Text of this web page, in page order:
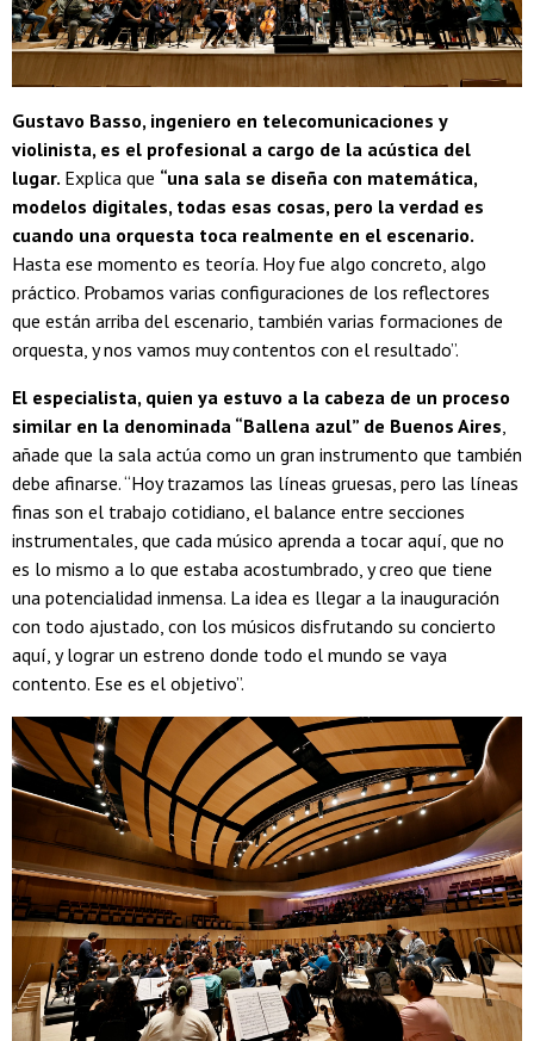
Gustavo Basso, ingeniero en telecomunicaciones y
violinista, es el profesional a cargo de la acústica del
lugar. Explica que “una sala se diseña con matemática,
modelos digitales, todas esas cosas, pero la verdad es
cuando una orquesta toca realmente en el escenario.
Hasta ese momento es teoría. Hoy fue algo concreto, algo
práctico. Probamos varias configuraciones de los reflectores
que están arriba del escenario, también varias formaciones de
orquesta, y nos vamos muy contentos con el resultado”.
El especialista, quien ya estuvo a la cabeza de un proceso
similar en la denominada “Ballena azul” de Buenos Aires,
añade que la sala actúa como un gran instrumento que también
debe afinarse. “Hoy trazamos las líneas gruesas, pero las líneas
finas son el trabajo cotidiano, el balance entre secciones
instrumentales, que cada músico aprenda a tocar aquí, que no
es lo mismo a lo que estaba acostumbrado, y creo que tiene
una potencialidad inmensa. La idea es llegar a la inauguración
con todo ajustado, con los músicos disfrutando su concierto
aquí, y lograr un estreno donde todo el mundo se vaya
contento. Ese es el objetivo”.